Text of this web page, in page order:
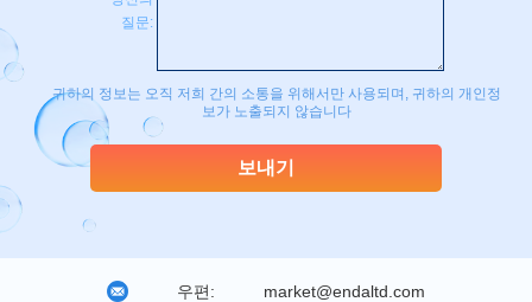
질문:
귀하의 정보는 오직 저희 간의 소통을 위해서만 사용되며, 귀하의 개인정
보가 노출되지 않습니다
우편: market@endaltd.com